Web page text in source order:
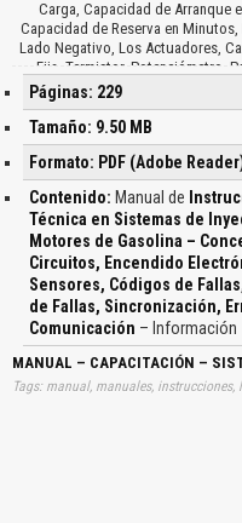
Páginas: 229
Tamaño: 9.50 MB
Formato: PDF (Adobe
Contenido: Manual de
Técnica en Sistemas de
Motores de Gasolina –
Circuitos, Encendido
Sensores, Códigos de
de Fallas, Sincronización,
Comunicación – Información
MANUAL – CAPACITACIÓN –